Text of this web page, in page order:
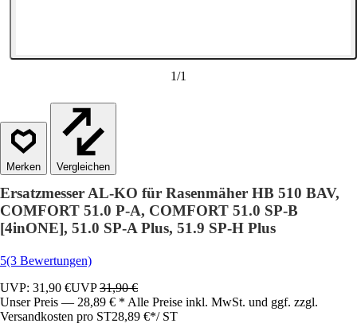
1/1
Vergleichen
Ersatzmesser AL-KO für Rasenmäher HB 510 BAV,
COMFORT 51.0 P-A, COMFORT 51.0 SP-B
[4inONE], 51.0 SP-A Plus, 51.9 SP-H Plus
5(3 Bewertungen)
UVP: 31,90 €UVP31,90 €
Unser Preis — 28,89 € * Alle Preise inkl. MwSt. und ggf. zzgl.
Versandkosten pro ST28,89 €*/ ST